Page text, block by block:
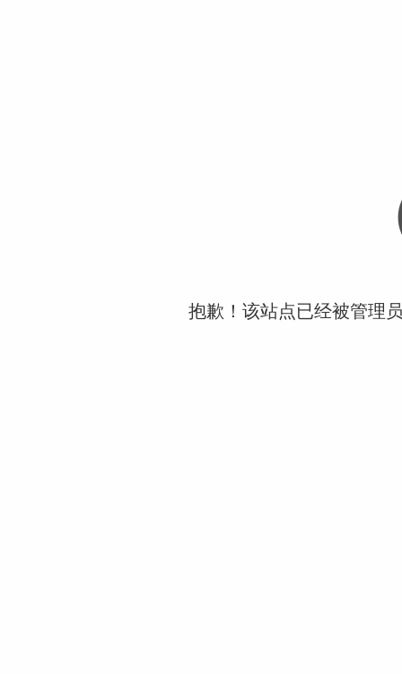
抱歉！该站点已经被管理